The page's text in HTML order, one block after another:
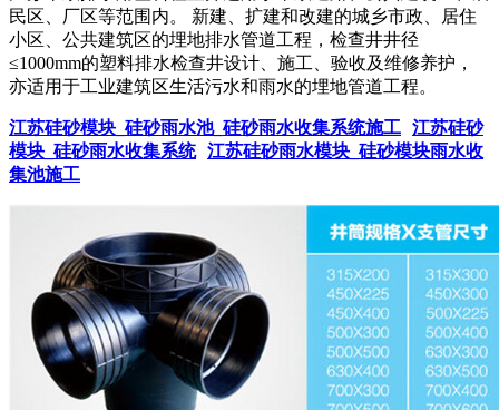
民区、厂区等范围内。 新建、扩建和改建的城乡市政、居住
小区、公共建筑区的埋地排水管道工程，检查井井径
≤1000mm的塑料排水检查井设计、施工、验收及维修养护，
亦适用于工业建筑区生活污水和雨水的埋地管道工程。
江苏硅砂模块_硅砂雨水池_硅砂雨水收集系统施工 江苏硅砂
模块_硅砂雨水收集系统 江苏硅砂雨水模块_硅砂模块雨水收
集池施工